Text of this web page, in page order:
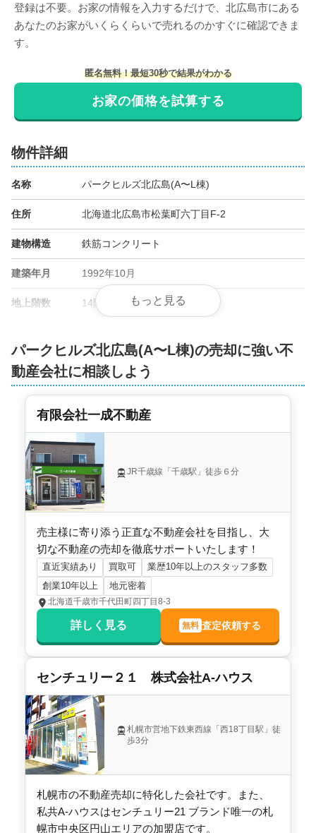
パークヒルズ北広島(A〜L棟)
KSコンサル株式会社
1,400万円 2024年2月
パークヒルズ北広島(A〜L棟)
階数: 専有面積:
株式会社ウィンドワード 本店
1,200万円
パークヒルズ北広島(A〜L棟)
株式会社ウィンドワード 本店
登録は不要。お家の情報を入力するだけで、 北広島市にある
あなたのお家がいくらくらいで売れるのかすぐに確認できま
す。
匿名無料！最短30秒で結果がわかる
お家の価格を試算する
物件詳細
名称 パークヒルズ北広島(A〜L棟)
住所 北海道北広島市松葉町六丁目F-2
建物構造 鉄筋コンクリート
建築年月 1992年10月
地上階数 14階
管理会社 エム･エフ･住宅サービス
用途地域 第一種住居地域
施工会社 三井建設
もっと見る
パークヒルズ北広島(A〜L棟)の売却に強い不
動産会社に相談しよう
有限会社一成不動産
JR千歳線「千歳駅」徒歩６分
売主様に寄り添う正直な不動産会社を目指し、大
切な不動産の売却を徹底サポートいたします！
直近実績あり 買取可
業歴10年以上のスタッフ多数
創業10年以上
地元密着
北海道千歳市千代田町四丁目8-3
詳しく見る 無料 査定依頼する
センチュリー２１ 株式会社A-ハウス
札幌市営地下鉄東西線「西18丁目駅」徒
歩3分
札幌市の不動産売却に特化した会社です。また、
私共A-ハウスはセンチュリー21 ブランド唯一の札
幌市中央区円山エリアの加盟店です。